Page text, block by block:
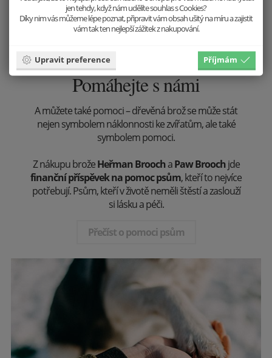
Pomáhejte s námi
A můžete také pomoci – dřevěná brož se může stát
nejen symbolem náklonnosti ke zvířatům, ale také
symbolem pomoci.
Z nákupu brožeHeřman BroochaPaw Broochjde
finanční příspěvek na pomoc psům, kteří to nejvíce
potřebují. Psům, kteří v životě neměli štěstí a zaslouží
si lásku a péči.
Přečíst o pomoci psům
jen tehdy, když nám udělíte souhlas s Cookies?
Díky nim vás můžeme lépe poznat, připravit vám obsah ušitý na míru a zajistit
vám tak ten nejlepší zážitek z nakupování.
Upravit preference Příjmám